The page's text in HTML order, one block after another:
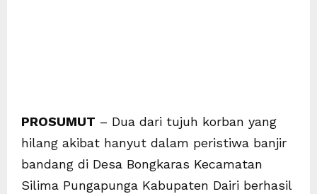
PROSUMUT – Dua dari tujuh korban yang
hilang akibat hanyut dalam peristiwa banjir
bandang di Desa Bongkaras Kecamatan
Silima Pungapunga Kabupaten Dairi berhasil